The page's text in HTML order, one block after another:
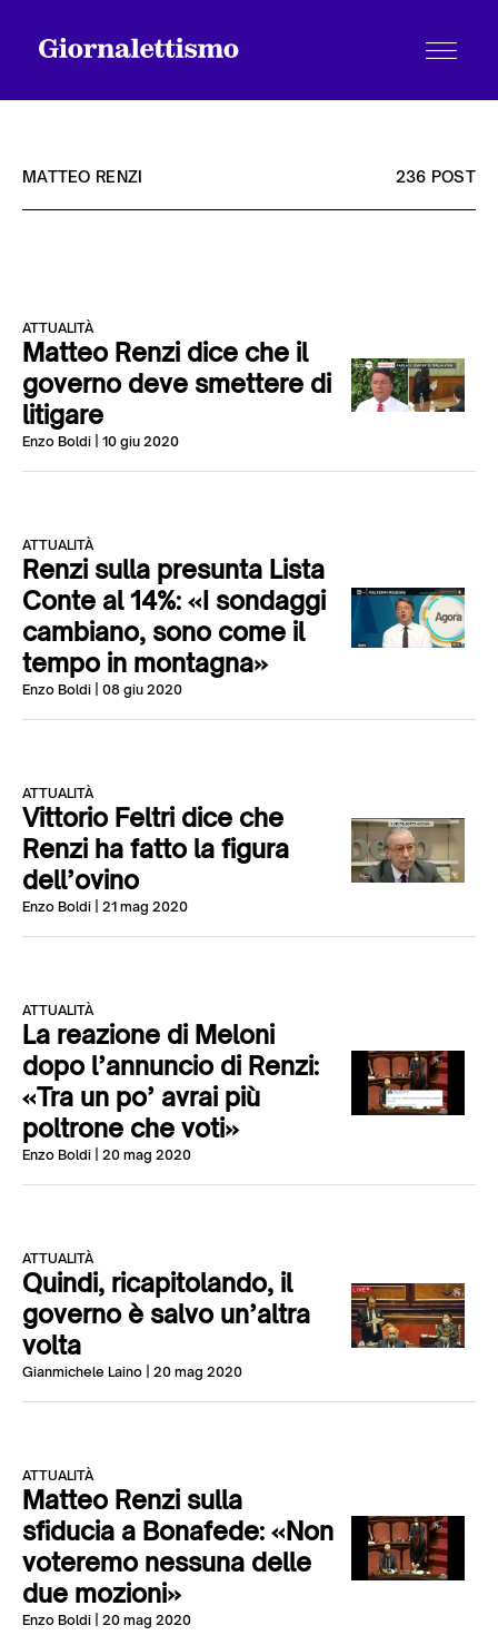
Chi siamo
Contatti
MATTEO RENZI 236 POST
ATTUALITÀ
Matteo Renzi dice che il
governo deve smettere di
litigare
Enzo Boldi | 10 giu 2020
ATTUALITÀ
Renzi sulla presunta Lista
Conte al 14%: «I sondaggi
cambiano, sono come il
tempo in montagna»
Enzo Boldi | 08 giu 2020
ATTUALITÀ
Vittorio Feltri dice che
Renzi ha fatto la figura
dell’ovino
Enzo Boldi | 21 mag 2020
ATTUALITÀ
La reazione di Meloni
dopo l’annuncio di Renzi:
«Tra un po’ avrai più
poltrone che voti»
Enzo Boldi | 20 mag 2020
ATTUALITÀ
Quindi, ricapitolando, il
governo è salvo un’altra
volta
Gianmichele Laino | 20 mag 2020
ATTUALITÀ
Matteo Renzi sulla
sfiducia a Bonafede: «Non
voteremo nessuna delle
due mozioni»
Enzo Boldi | 20 mag 2020